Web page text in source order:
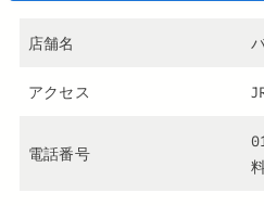
店舗名
アクセス
電話番号